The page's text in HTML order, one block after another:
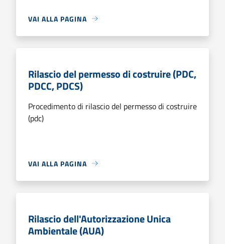
VAI ALLA PAGINA
Rilascio del permesso di costruire (PDC,
PDCC, PDCS)
Procedimento di rilascio del permesso di costruire
(pdc)
VAI ALLA PAGINA
Rilascio dell'Autorizzazione Unica
Ambientale (AUA)